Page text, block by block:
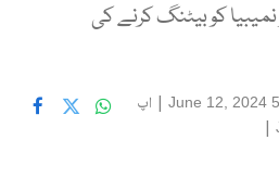
کو بیٹنگ کرنے کی
June 12, 2024
| اپ
|